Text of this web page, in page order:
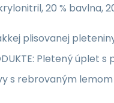
20 % bavlna,
plisovanej
Pletený úplet
s rebrovaným